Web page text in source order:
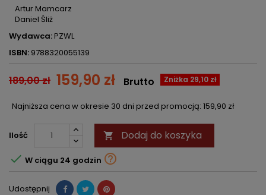
Artur Mamcarz
Daniel Śliż
Wydawca:PZWL
ISBN: 9788320055139
189,00 zł 159,90 zł Zniżka 29,10 zł
Brutto
Najniższa cena w okresie 30 dni przed promocją: 159,90 zł
Ilość  Dodaj do koszyka
 W ciągu 24 godzin 
Udostępnij